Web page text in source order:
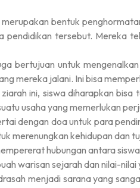
bentuk
pendidikan tersebut. Mereka
bertujuan untuk
mereka jalani. Ini bisa
ini, siswa diharapkan
usaha yang memerlukan
dengan doa untuk para
merenungkan kehidupan dan
hubungan antara
warisan sejarah dan nilai-nilai
menjadi sarana yang